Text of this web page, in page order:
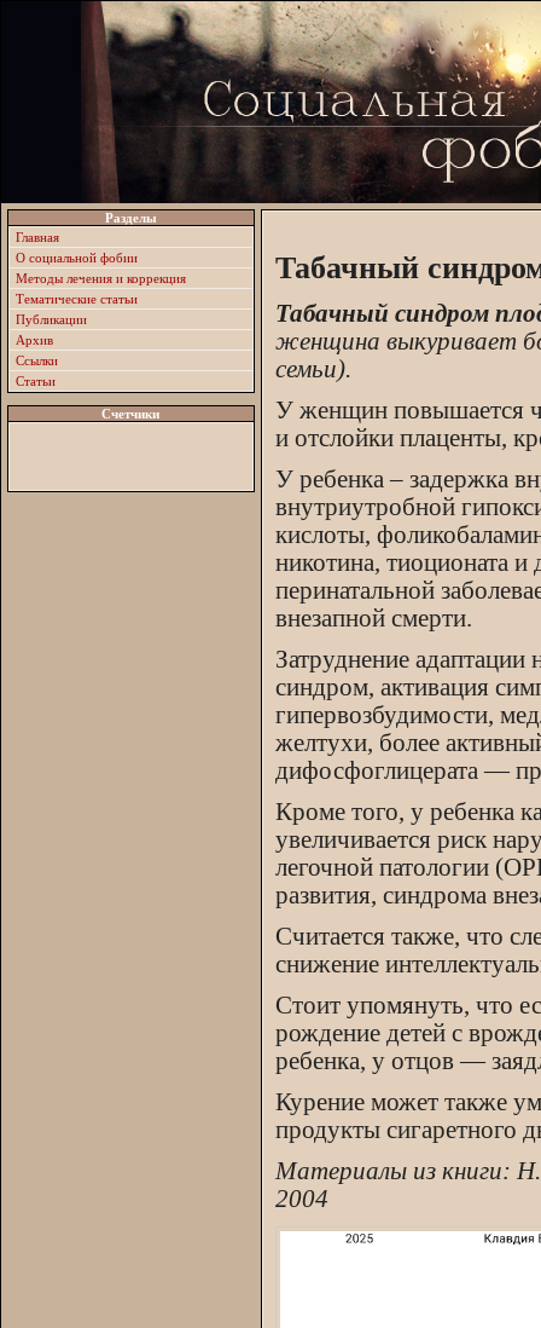
Разделы
Главная
О социальной фобии
Методы лечения и коррекция
Тематические статьи
Публикации
Архив
Ссылки
Статьи
Счетчики
Табачный
Табачный синдром
женщина выкуривает
семьи).
У женщин повышается
и отслойки плаценты,
У ребенка – задержка
внутриутробной
кислоты,
никотина, тиоционата
перинатальной
внезапной смерти.
Затруднение
синдром, активация
гипервозбудимости,
желтухи, более
дифосфоглицерата —
Кроме того, у ребенка
увеличивается риск
легочной патологии
развития, синдрома
Считается также, что
снижение
Стоит упомянуть, что
рождение детей с
ребенка, у отцов —
Курение может также
продукты сигаретного
Материалы из книги:
2004